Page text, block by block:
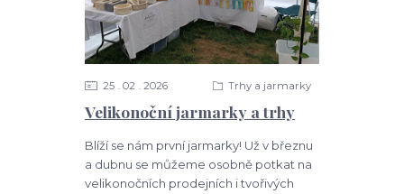
Velikonoční jarmarky a trhy
25 02 2026 Trhy a jarmarky
Blíží se nám první jarmarky! Už v březnu
a dubnu se můžeme osobně potkat na
velikonočních prodejních i tvořivých